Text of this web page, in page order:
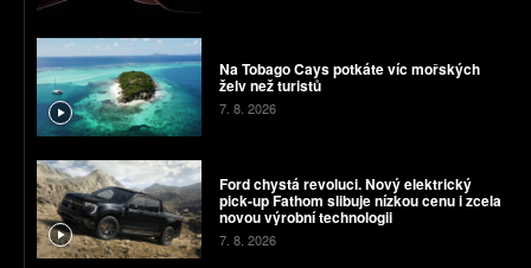
Na Tobago Cays potkáte víc mořských
želv než turistů
7. 8. 2026
Ford chystá revoluci. Nový elektrický
pick-up Fathom slibuje nízkou cenu i zcela
novou výrobní technologii
7. 8. 2026